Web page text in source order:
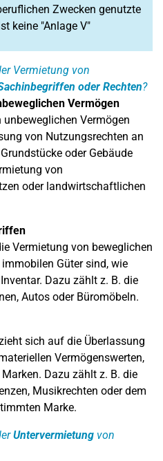
Zwecken genutzte
keine "Anlage V"
Vermietung von
oder Rechten?
Vermögen
Vermögen
von Nutzungsrechten an
oder Gebäude
von
oder landwirtschaftlichen
Vermietung von beweglichen
Güter sind, wie
Dazu zählt z. B. die
Autos oder Büromöbeln.
sich auf die Überlassung
Vermögenswerten,
Dazu zählt z. B. die
Musikrechten oder dem
Marke.
Untervermietung von